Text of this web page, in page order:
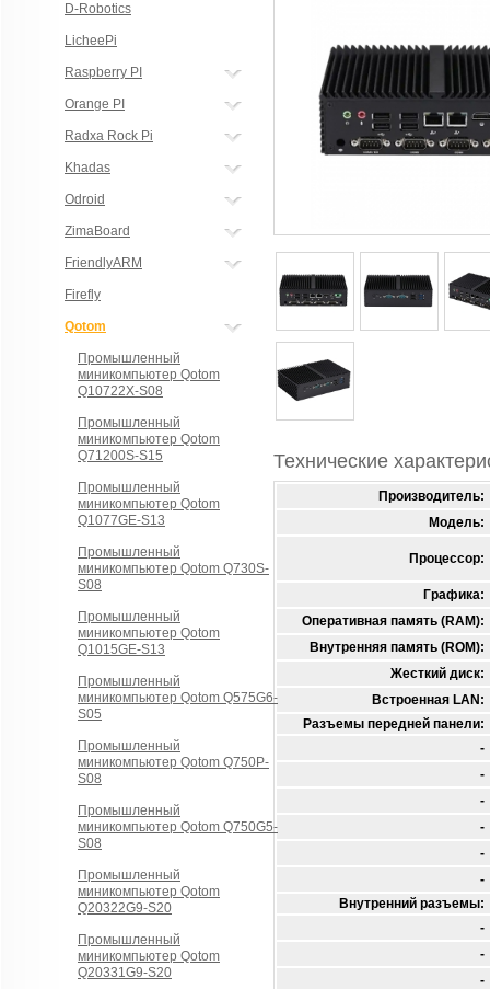
D-Robotics
LicheePi
Raspberry PI
Orange PI
Radxa Rock Pi
Khadas
Odroid
ZimaBoard
FriendlyARM
Firefly
Qotom
Промышленный
миникомпьютер Qotom
Q10722X-S08
Промышленный
миникомпьютер Qotom
Q71200S-S15
Промышленный
миникомпьютер Qotom
Q1077GE-S13
Промышленный
миникомпьютер Qotom Q730S-
S08
Промышленный
миникомпьютер Qotom
Q1015GE-S13
Промышленный
миникомпьютер Qotom Q575G6-
S05
Промышленный
миникомпьютер Qotom Q750P-
S08
Промышленный
миникомпьютер Qotom Q750G5-
S08
Промышленный
миникомпьютер Qotom
Q20322G9-S20
Промышленный
миникомпьютер Qotom
Q20331G9-S20
Технические
Производитель:
Модель:
Процессор:
Графика:
Оперативная память (RAM):
Внутренняя память (ROM):
Жесткий диск:
Встроенная LAN:
Разъемы передней панели:
-
-
-
-
-
-
Внутренний разъемы:
-
-
-